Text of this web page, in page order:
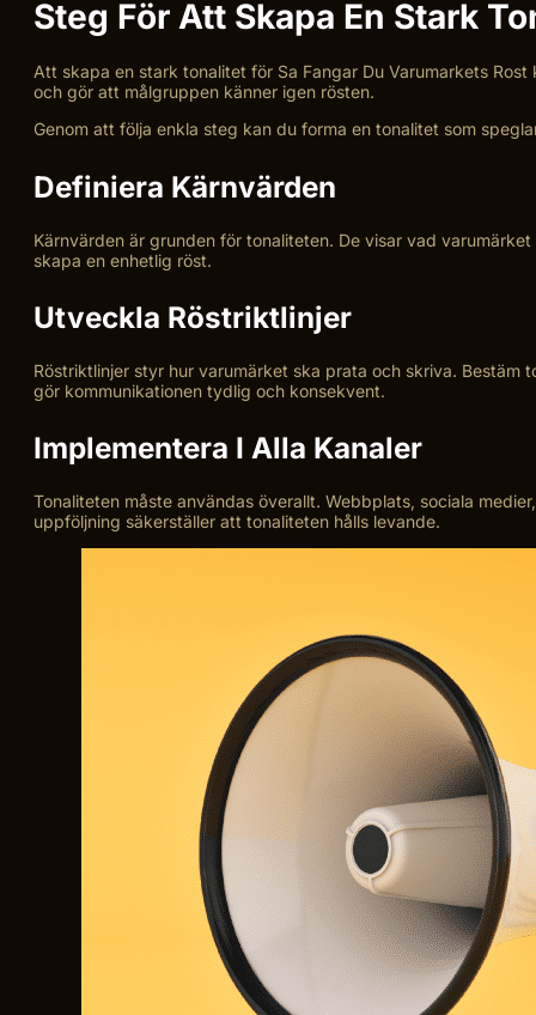
Steg För Att Skapa En Stark
Att skapa en stark tonalitet för Sa Fangar Du Varumarkets
och gör att målgruppen känner igen rösten.
Genom att följa enkla steg kan du forma en tonalitet som
Definiera Kärnvärden
Kärnvärden är grunden för tonaliteten. De visar vad
skapa en enhetlig röst.
Utveckla Röstriktlinjer
Röstriktlinjer styr hur varumärket ska prata och skriva. Bestäm
gör kommunikationen tydlig och konsekvent.
Implementera I Alla Kanaler
Tonaliteten måste användas överallt. Webbplats, sociala
uppföljning säkerställer att tonaliteten hålls levande.